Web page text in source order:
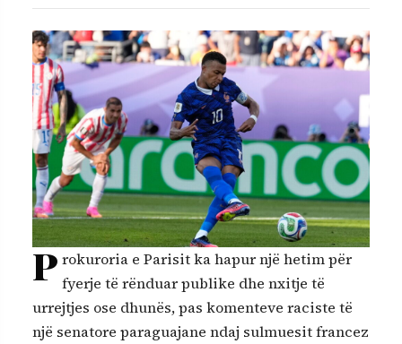
Prokuroria e Parisit ka hapur një hetim për
fyerje të rënduar publike dhe nxitje të
urrejtjes ose dhunës, pas komenteve raciste të
një senatore paraguajane ndaj sulmuesit francez